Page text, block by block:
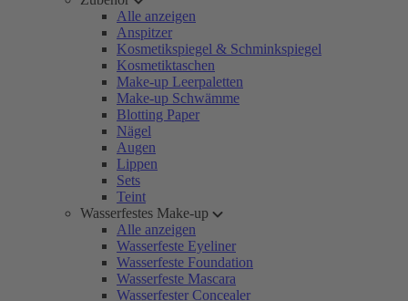
Alle anzeigen
Anspitzer
Kosmetikspiegel & Schminkspiegel
Kosmetiktaschen
Make-up Leerpaletten
Make-up Schwämme
Blotting Paper
Nägel
Augen
Lippen
Sets
Teint
Wasserfestes Make-up
Alle anzeigen
Wasserfeste Eyeliner
Wasserfeste Foundation
Wasserfeste Mascara
Wasserfester Concealer